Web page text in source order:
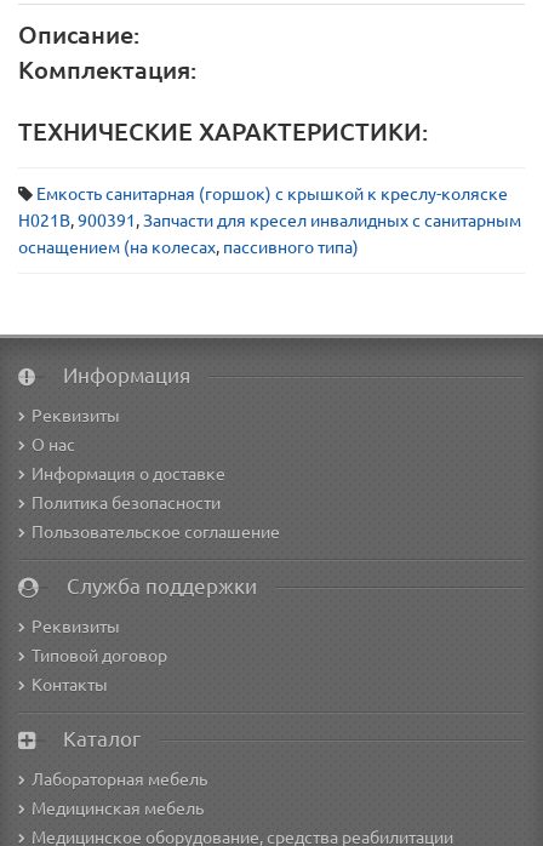
Описание:
Комплектация:
ТЕХНИЧЕСКИЕ ХАРАКТЕРИСТИКИ:
Емкость санитарная (горшок) с крышкой к креслу-коляске
Н021В,900391,Запчасти для кресел инвалидных с санитарным
оснащением (на колесах, пассивного типа)
Информация
Реквизиты
О нас
Информация о доставке
Политика безопасности
Пользовательское соглашение
Служба поддержки
Реквизиты
Типовой договор
Контакты
Каталог
Лабораторная мебель
Медицинская мебель
Медицинское оборудование, средства реабилитации